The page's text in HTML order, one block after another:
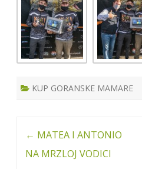
KUP GORANSKE MAMARE
← MATEA I ANTONIO
NA MRZLOJ VODICI